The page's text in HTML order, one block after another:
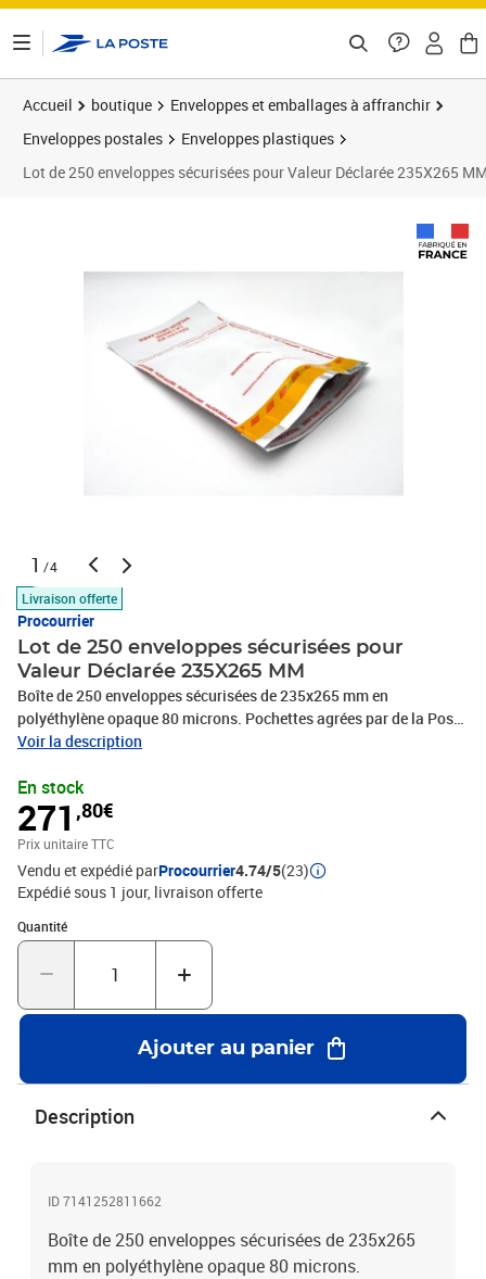
Accueil boutique
Enveloppes et emballages à affranchir
Enveloppes postales
Enveloppes plastiques
Lot de 250 enveloppes sécurisées pour Valeur Déclarée 235X265
1 /4
Livraison offerte
Procourrier
Lot de 250 enveloppes sécurisées pour
Valeur Déclarée 235X265 MM
Boîte de 250 enveloppes sécurisées de 235x265 mm en
polyéthylène opaque 80 microns. Pochettes agrées par de la Poste
pour les envois en Valeur Déclarée. Fermeture par ruban adhésif
d'identification. Cette enveloppe Haute Sécurité, agréée par La
Poste est prévue pour l'envoi d'objet de valeur maximale de 5 000 €
et d'un poids inférieur à 5 kg. Ces enveloppes "Valeur déclarée"
s'adaptent à toutes les formes de produits et apportent une
protection maximale à vos envois de valeur en e-commerce, VPC,
VAD. Découvrez notre gamme complète d'enveloppes sécurisées
pour envoi en valeur déclarée, ainsi que nos supports
recommandés "Valeur Déclarée" A4 pour impression informatique.
Voir la description
En stock
271 ,80€
Prix unitaire TTC
Vendu et expédié parProcourrier4.74/5(23)
Expédié sous 1 jour livraison offerte
Quantité
Quantité : 1
Ajouter au panier
Description
ID 7141252811662
Boîte de 250 enveloppes sécurisées de 235x265
mm en polyéthylène opaque 80 microns.